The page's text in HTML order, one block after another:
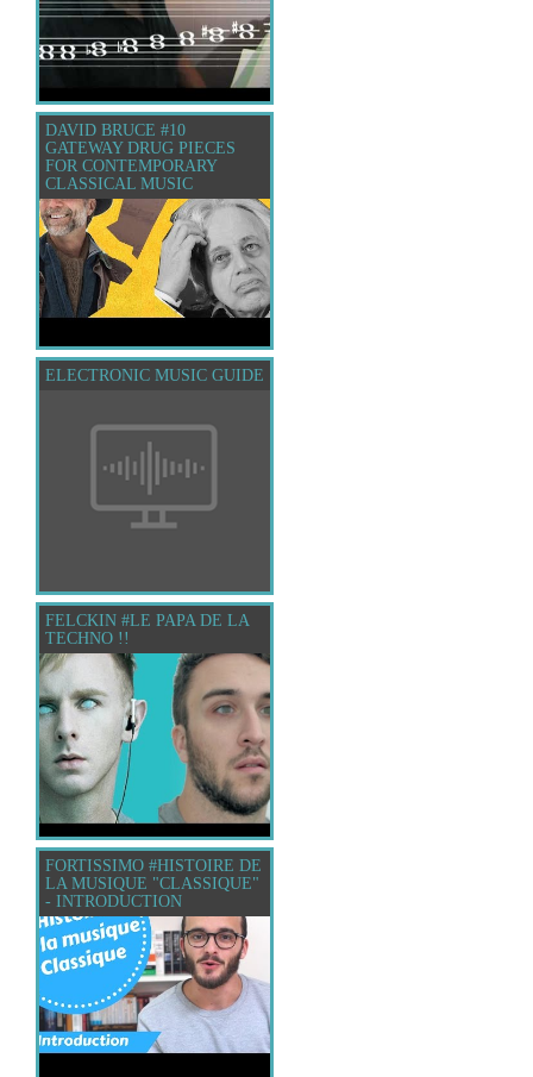
DAVID BRUCE #10
GATEWAY DRUG PIECES
FOR CONTEMPORARY
CLASSICAL MUSIC
ELECTRONIC MUSIC GUIDE
FELCKIN #LE PAPA DE LA
TECHNO !!
FORTISSIMO #HISTOIRE DE
LA MUSIQUE "CLASSIQUE"
- INTRODUCTION